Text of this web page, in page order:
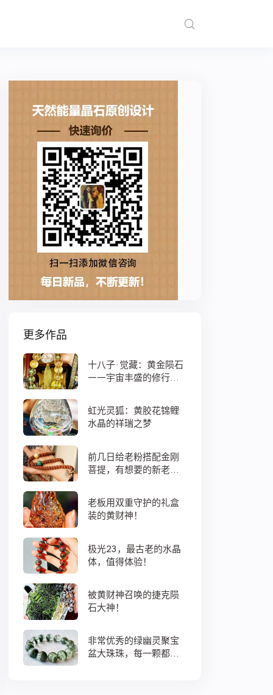
更多作品
十八子·觉藏：黄金陨石
——宇宙丰盛的修行之
虹光灵狐：黄胶花锦鲤
水晶的祥瑞之梦
前几日给老粉搭配金刚
菩提，有想要的新老
老板用双重守护的礼盒
装的黄财神！
极光23，最古老的水晶
体，值得体验！
被黄财神召唤的捷克陨
石大神！
非常优秀的绿幽灵聚宝
盆大珠珠，每一颗都蕴